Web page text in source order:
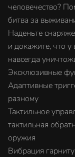
человечество?
битва за
Наденьте
и докажите, что у
навсегда
Эксклюзивные
Адаптивные
разному
Тактильное
тактильная
оружия
Вибрация